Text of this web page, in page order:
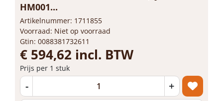
HM001...
Artikelnummer: 1711855
Voorraad: Niet op voorraad
Gtin: 0088381732611
€ 594,62 incl. BTW
Prijs per 1 stuk
- +